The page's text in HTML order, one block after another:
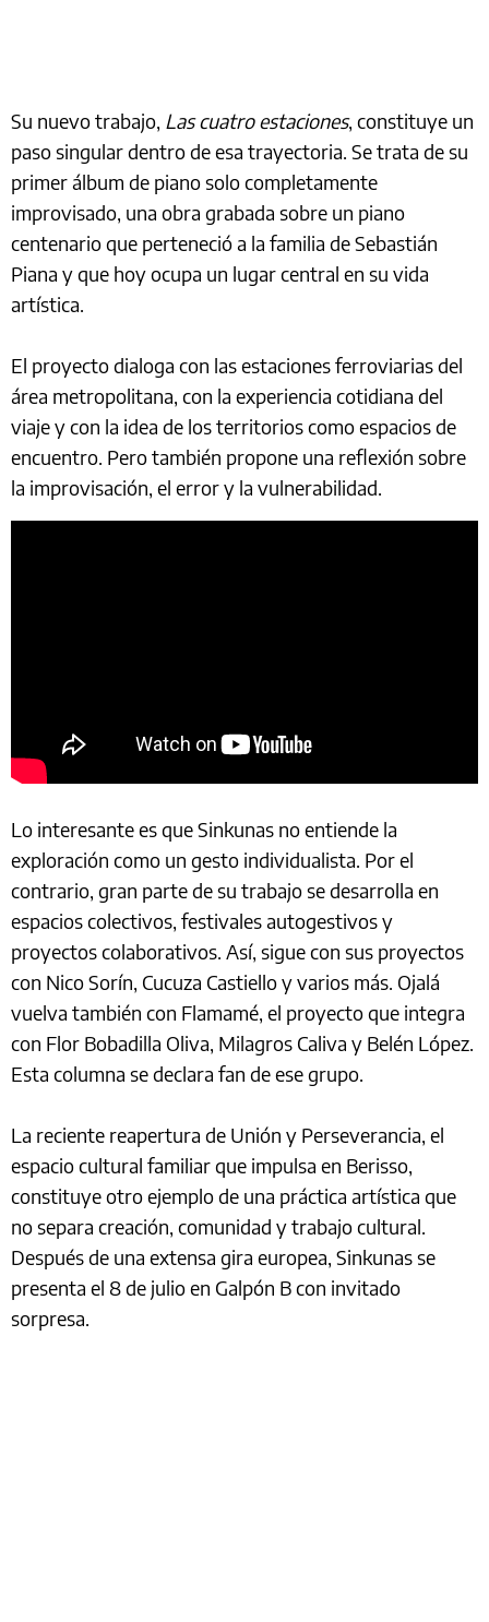
Su nuevo trabajo, Las cuatro estaciones, constituye un
paso singular dentro de esa trayectoria. Se trata de su
primer álbum de piano solo completamente
improvisado, una obra grabada sobre un piano
centenario que perteneció a la familia de Sebastián
Piana y que hoy ocupa un lugar central en su vida
artística.
El proyecto dialoga con las estaciones ferroviarias del
área metropolitana, con la experiencia cotidiana del
viaje y con la idea de los territorios como espacios de
encuentro. Pero también propone una reflexión sobre
la improvisación, el error y la vulnerabilidad.
Lo interesante es que Sinkunas no entiende la
exploración como un gesto individualista. Por el
contrario, gran parte de su trabajo se desarrolla en
espacios colectivos, festivales autogestivos y
proyectos colaborativos. Así, sigue con sus proyectos
con Nico Sorín, Cucuza Castiello y varios más. Ojalá
vuelva también con Flamamé, el proyecto que integra
con Flor Bobadilla Oliva, Milagros Caliva y Belén López.
Esta columna se declara fan de ese grupo.
La reciente reapertura de Unión y Perseverancia, el
espacio cultural familiar que impulsa en Berisso,
constituye otro ejemplo de una práctica artística que
no separa creación, comunidad y trabajo cultural.
Después de una extensa gira europea, Sinkunas se
presenta el 8 de julio en Galpón B con invitado
sorpresa.